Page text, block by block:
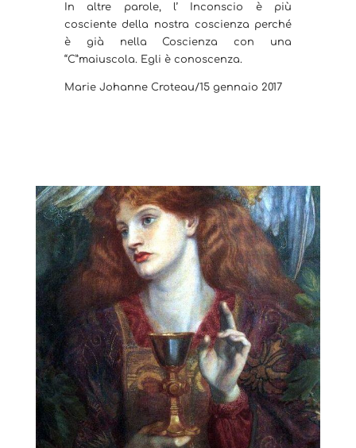
In altre parole, l’ Inconscio è più
cosciente della nostra coscienza perché
è già nella Coscienza con una
“C”maiuscola. Egli è conoscenza.
Marie Johanne Croteau/15 gennaio 2017